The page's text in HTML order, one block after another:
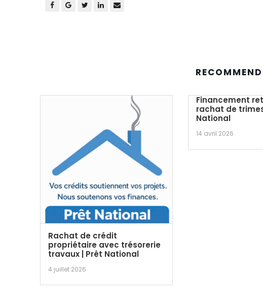
Rachat de crédit
propriétaire avec trésorerie
travaux | Prêt National
4 juillet 2026
Financement
rachat de
National
14 avril 2026